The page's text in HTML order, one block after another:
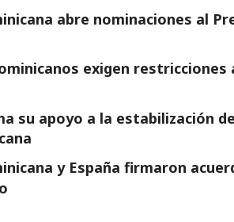
abre nominaciones al
exigen
su apoyo a la estabilización
y España firmaron